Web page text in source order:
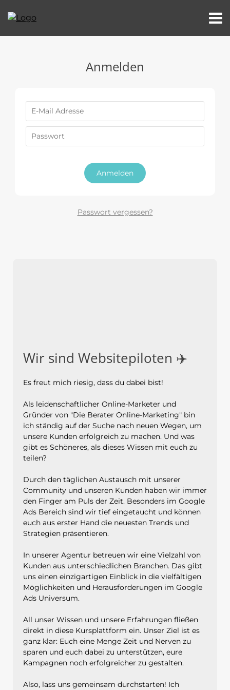
Anmelden
Anmelden
Passwort vergessen?
Wir sind Websitepiloten ✈️
Es freut mich riesig, dass du dabei bist!
Als leidenschaftlicher Online-Marketer und
Gründer von "Die Berater Online-Marketing" bin
ich ständig auf der Suche nach neuen Wegen, um
unsere Kunden erfolgreich zu machen. Und was
gibt es Schöneres, als dieses Wissen mit euch zu
teilen?
Durch den täglichen Austausch mit unserer
Community und unseren Kunden haben wir immer
den Finger am Puls der Zeit. Besonders im Google
Ads Bereich sind wir tief eingetaucht und können
euch aus erster Hand die neuesten Trends und
Strategien präsentieren.
In unserer Agentur betreuen wir eine Vielzahl von
Kunden aus unterschiedlichen Branchen. Das gibt
uns einen einzigartigen Einblick in die vielfältigen
Möglichkeiten und Herausforderungen im Google
Ads Universum.
All unser Wissen und unsere Erfahrungen fließen
direkt in diese Kursplattform ein. Unser Ziel ist es
ganz klar: Euch eine Menge Zeit und Nerven zu
sparen und euch dabei zu unterstützen, eure
Kampagnen noch erfolgreicher zu gestalten.
Also, lass uns gemeinsam durchstarten! Ich